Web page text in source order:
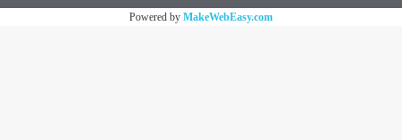
Powered by MakeWebEasy.com